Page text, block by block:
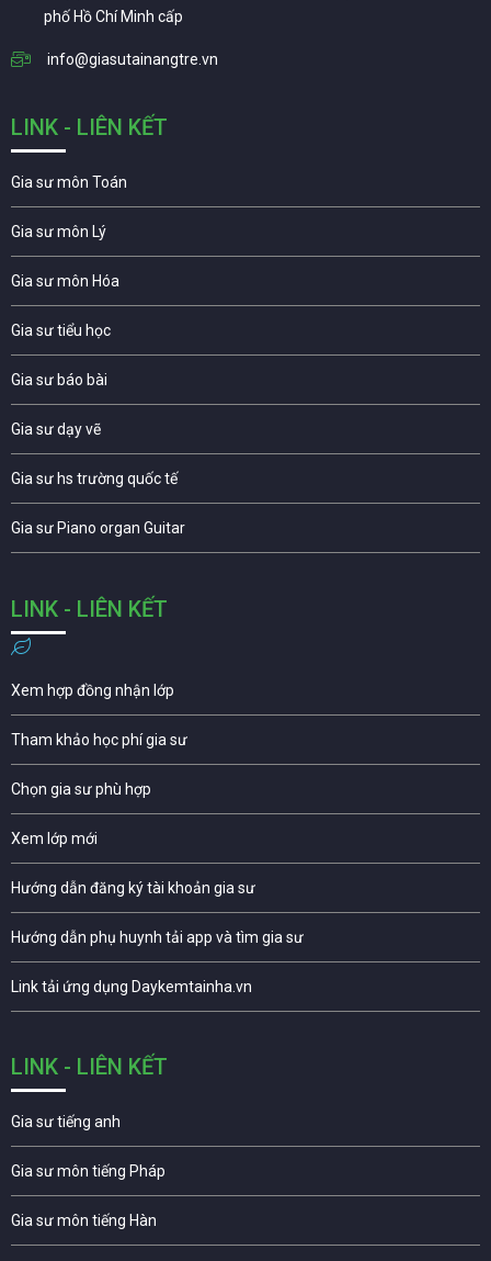
phố Hồ Chí Minh cấp
info@giasutainangtre.vn
LINK - LIÊN KẾT
Gia sư môn Toán
Gia sư môn Lý
Gia sư môn Hóa
Gia sư tiểu học
Gia sư báo bài
Gia sư dạy vẽ
Gia sư hs trường quốc tế
Gia sư Piano organ Guitar
LINK - LIÊN KẾT
Xem hợp đồng nhận lớp
Tham khảo học phí gia sư
Chọn gia sư phù hợp
Xem lớp mới
Hướng dẫn đăng ký tài khoản gia sư
Hướng dẫn phụ huynh tải app và tìm gia sư
Link tải ứng dụng Daykemtainha.vn
LINK - LIÊN KẾT
Gia sư tiếng anh
Gia sư môn tiếng Pháp
Gia sư môn tiếng Hàn